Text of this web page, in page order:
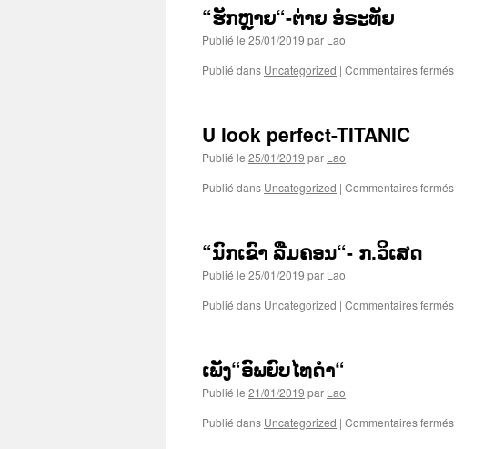
“ຮັກຫຼາຍ“-ຕ່າຍ ອໍຣະທັຍ
Publié le 25/01/2019 par Lao
Publié dans Uncategorized | Commentaires ferméssur
U look perfect-TITANIC
Publié le 25/01/2019 par Lao
Publié dans Uncategorized | Commentaires ferméssur
“ນົກເຂົາ ລືມຄອນ“- ກ.ວິເສດ
Publié le 25/01/2019 par Lao
Publié dans Uncategorized | Commentaires ferméssur
ເພັງ“ອົພຍົບໄທດຳ“
Publié le 21/01/2019 par Lao
Publié dans Uncategorized | Commentaires ferméssur